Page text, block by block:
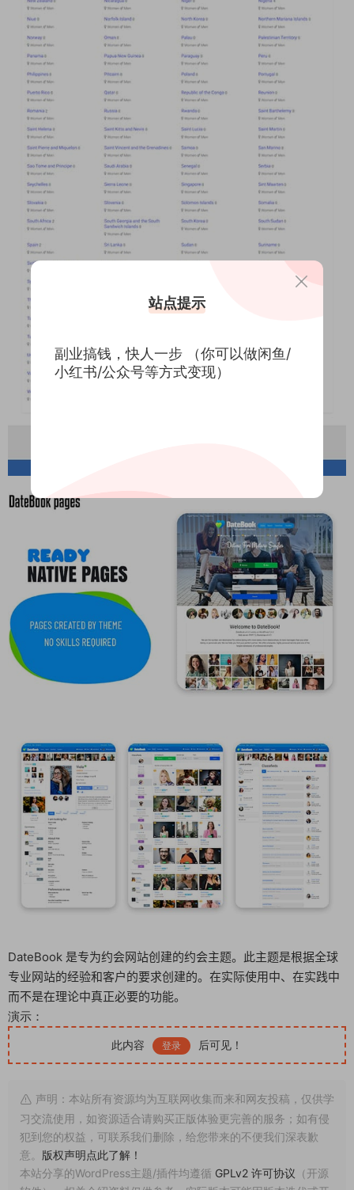
DateBook 是专为约会网站创建的约会主题。此主题是根据全球
专业网站的经验和客户的要求创建的。在实际使用中、在实践中
而不是在理论中真正必要的功能。
演示：
此内容 登录 后可见！
声明：本站所有资源均为互联网收集而来和网友投稿，仅供学
习交流使用，如资源适合请购买正版体验更完善的服务；如有侵
犯到您的权益，可联系我们删除，给您带来的不便我们深表歉
意。 版权声明点此了解！
本站分享的WordPress主题/插件均遵循 GPLv2 许可协议 （开源
站点提示
副业搞钱，快人一步 （你可以做闲鱼/
小红书/公众号等方式变现）